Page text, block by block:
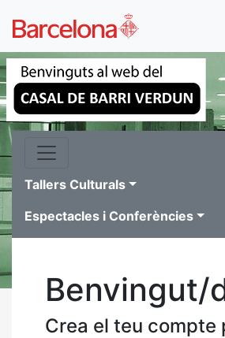
Tallers Culturals
Espectacles i Conferències
Benvingut/
Crea el teu compte